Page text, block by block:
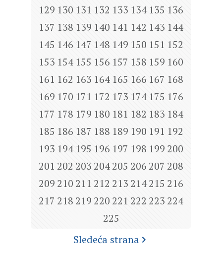
129 130 131 132 133 134 135 136
137 138 139 140 141 142 143 144
145 146 147 148 149 150 151 152
153 154 155 156 157 158 159 160
161 162 163 164 165 166 167 168
169 170 171 172 173 174 175 176
177 178 179 180 181 182 183 184
185 186 187 188 189 190 191 192
193 194 195 196 197 198 199 200
201 202 203 204205 206 207 208
209 210 211 212 213 214215 216
217 218 219 220 221 222 223 224
225
Sledeća strana